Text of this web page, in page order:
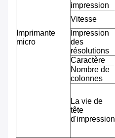
Imprimante
micro
impression
Vitesse
Impression
des
résolutions
Caractère
Nombre de
colonnes
La vie de
tête
d'impression